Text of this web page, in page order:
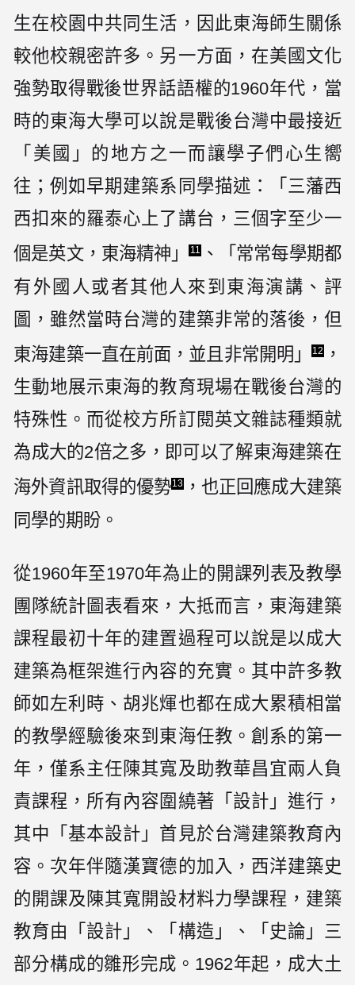
生在校園中共同生活，因此東海師生關係
較他校親密許多。另一方面，在美國文化
強勢取得戰後世界話語權的1960年代，當
時的東海大學可以說是戰後台灣中最接近
「美國」的地方之一而讓學子們心生嚮
往；例如早期建築系同學描述：「三藩西
西扣來的羅泰心上了講台，三個字至少一
個是英文，東海精神」11、「常常每學期都
有外國人或者其他人來到東海演講、評
圖，雖然當時台灣的建築非常的落後，但
東海建築一直在前面，並且非常開明」12，
生動地展示東海的教育現場在戰後台灣的
特殊性。而從校方所訂閱英文雜誌種類就
為成大的2倍之多，即可以了解東海建築在
海外資訊取得的優勢13，也正回應成大建築
同學的期盼。
從1960年至1970年為止的開課列表及教學
團隊統計圖表看來，大抵而言，東海建築
課程最初十年的建置過程可以說是以成大
建築為框架進行內容的充實。其中許多教
師如左利時、胡兆煇也都在成大累積相當
的教學經驗後來到東海任教。創系的第一
年，僅系主任陳其寬及助教華昌宜兩人負
責課程，所有內容圍繞著「設計」進行，
其中「基本設計」首見於台灣建築教育內
容。次年伴隨漢寶德的加入，西洋建築史
的開課及陳其寬開設材料力學課程，建築
教育由「設計」、「構造」、「史論」三
部分構成的雛形完成。1962年起，成大土